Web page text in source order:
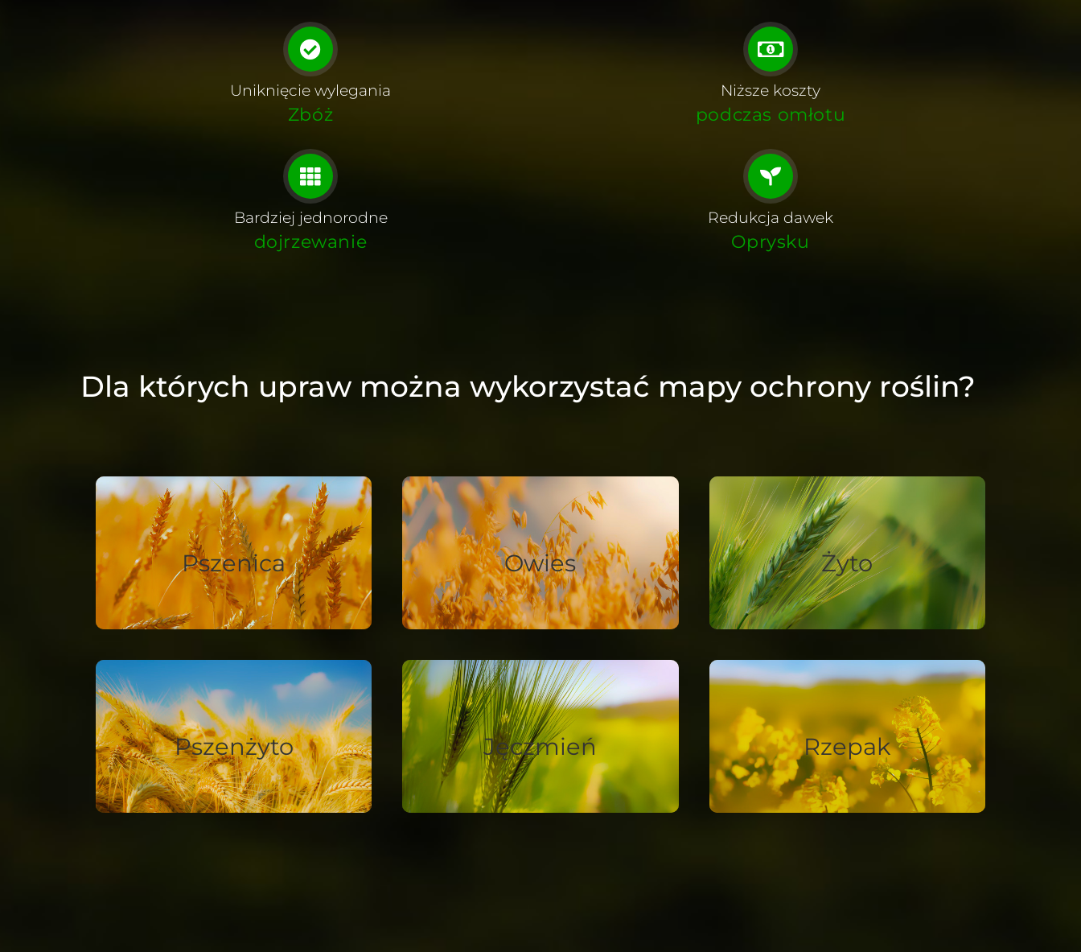
Uniknięcie wylegania
Zbóż
Bardziej jednorodne
dojrzewanie
Niższe koszty
podczas omłotu
Redukcja dawek
Oprysku
Dla których upraw można wykorzystać mapy ochrony roślin?
Pszenica
Pszenica
Precyzyjne skracanie dokłosia -
wyższa jakość przy niższych
kosztach.
Owies
Owies
Zwiększanie plonów poprzez
precyzyjne stosowanie
regulatorów wzrostu.
Żyto
Żyto
Zwiększanie plonów poprzez
precyzyjne stosowanie
regulatorów wzrostu.
Pszenżyto
Pszenżyto
Ochrona stref niskiej wydajności. Jęczmień
Jęczmień
Jednolite rośliny ułatwiające zbiór. Rzepak
Rzepak
Stabilne rośliny także w strefach
wysokich plonów.